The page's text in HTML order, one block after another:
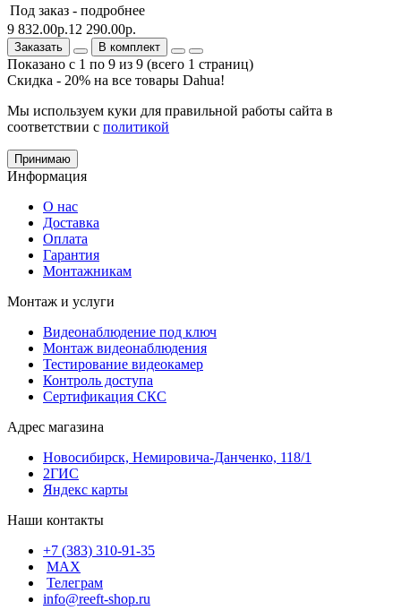
Под заказ - подробнее
9 832.00р.12 290.00р.
Заказать В комплект
Показано с 1 по 9 из 9 (всего 1 страниц)
Скидка - 20% на все товары Dahua!
Мы используем куки для правильной работы сайта в
соответствии с политикой
Принимаю
Информация
О нас
Доставка
Оплата
Гарантия
Монтажникам
Монтаж и услуги
Видеонаблюдение под ключ
Монтаж видеонаблюдения
Тестирование видеокамер
Контроль доступа
Сертификация СКС
Адрес магазина
Новосибирск, Немировича-Данченко, 118/1
2ГИС
Яндекс карты
Наши контакты
+7 (383) 310-91-35
МАХ
Телеграм
info@reeft-shop.ru